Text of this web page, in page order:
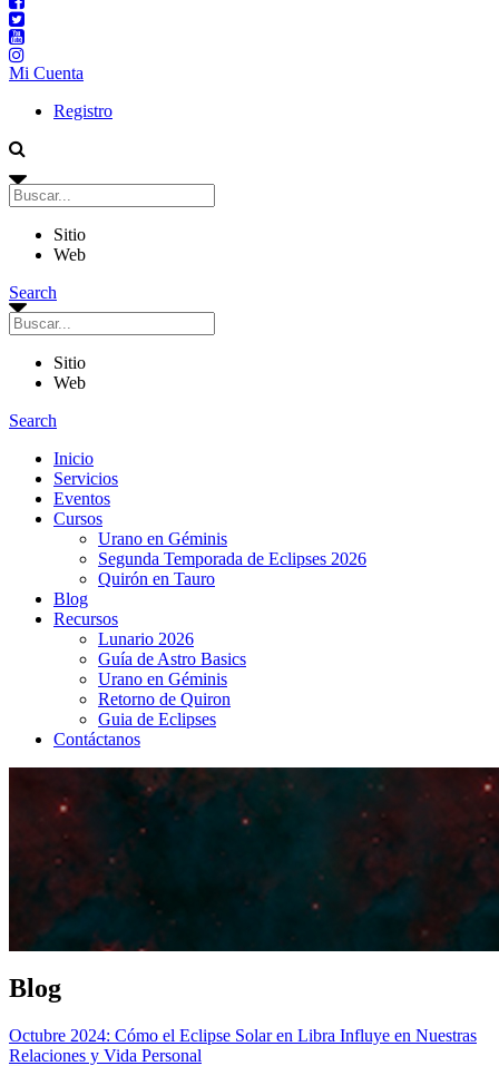
Mi Cuenta
Registro
Sitio
Web
Search
Sitio
Web
Search
Inicio
Servicios
Eventos
Cursos
Urano en Géminis
Segunda Temporada de Eclipses 2026
Quirón en Tauro
Blog
Recursos
Lunario 2026
Guía de Astro Basics
Urano en Géminis
Retorno de Quiron
Guia de Eclipses
Contáctanos
Blog
Octubre 2024: Cómo el Eclipse Solar en Libra Influye en Nuestras
Relaciones y Vida Personal